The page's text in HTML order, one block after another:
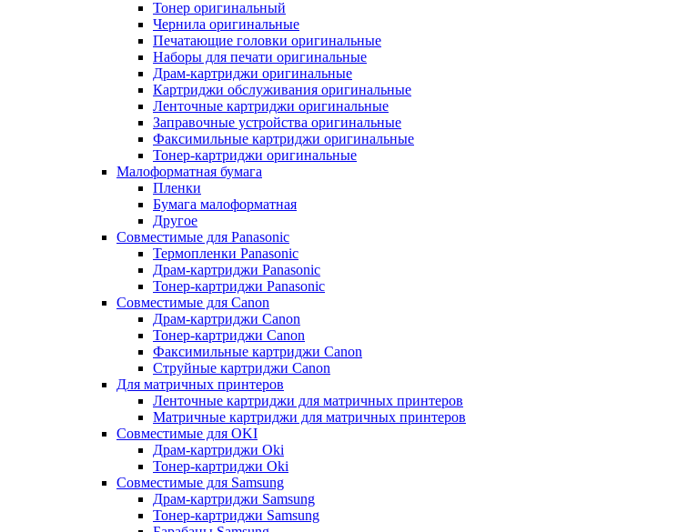
Тонер оригинальный
Чернила оригинальные
Печатающие головки оригинальные
Наборы для печати оригинальные
Драм-картриджи оригинальные
Картриджи обслуживания оригинальные
Ленточные картриджи оригинальные
Заправочные устройства оригинальные
Факсимильные картриджи оригинальные
Тонер-картриджи оригинальные
Малоформатная бумага
Пленки
Бумага малоформатная
Другое
Совместимые для Panasonic
Термопленки Panasonic
Драм-картриджи Panasonic
Тонер-картриджи Panasonic
Совместимые для Canon
Драм-картриджи Canon
Тонер-картриджи Canon
Факсимильные картриджи Canon
Струйные картриджи Canon
Для матричных принтеров
Ленточные картриджи для матричных принтеров
Матричные картриджи для матричных принтеров
Совместимые для OKI
Драм-картриджи Oki
Тонер-картриджи Oki
Совместимые для Samsung
Драм-картриджи Samsung
Тонер-картриджи Samsung